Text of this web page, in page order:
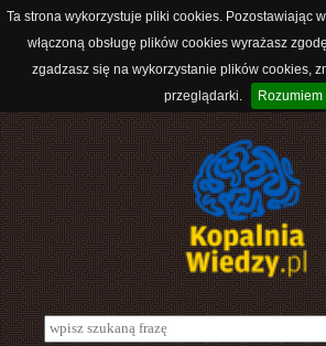
Ta strona wykorzystuje pliki cookies. Pozostawiając
włączoną obsługę plików cookies wyrażasz
zgadzasz się na wykorzystanie plików cookies,
przeglądarki.
Rozumiem